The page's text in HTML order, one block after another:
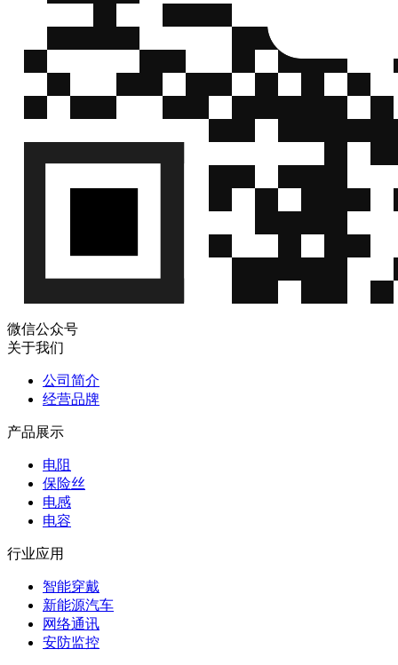
微信公众号
关于我们
公司简介
经营品牌
产品展示
电阻
保险丝
电感
电容
行业应用
智能穿戴
新能源汽车
网络通讯
安防监控